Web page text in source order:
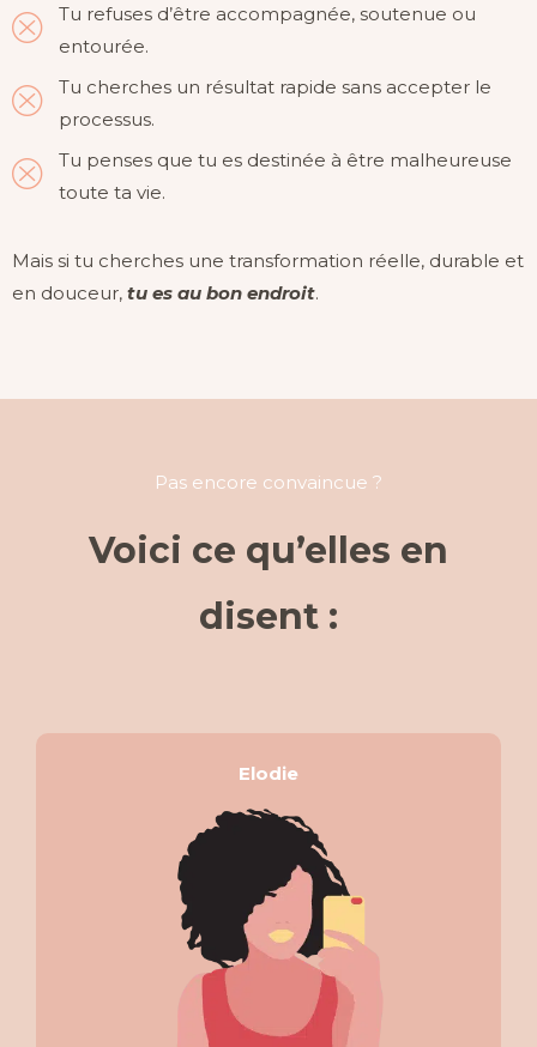
Tu refuses d’être accompagnée, soutenue ou
entourée.
Tu cherches un résultat rapide sans accepter le
processus.
Tu penses que tu es destinée à être malheureuse
toute ta vie.
Mais si tu cherches une transformation réelle, durable et
en douceur, tu es au bon endroit.
Pas encore convaincue ?
Voici ce qu’elles en
disent :
Elodie